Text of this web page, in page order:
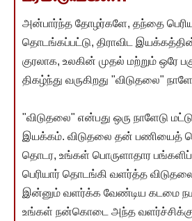
அன்பார்ந்த தோழர்களே, தந்தை
தொடங்கப்பட்டு, திராவிட
குரலாக, உலகின் முதல் மற்றும் ஒரே
திகழ்ந்து வருகிறது "விடுதலை"
"விடுதலை" என்பது ஒரு நாளேடு
இயக்கம். விடுதலை தன் பணியைத்
தொடர, உங்கள் பொருளாதார
பெரியார் தொடங்கி வளர்த்த
இன்னும் வளர்க்க வேண்டிய கடமை
உங்கள் நன்கொடை அந்த வளர்ச்சிக்கு